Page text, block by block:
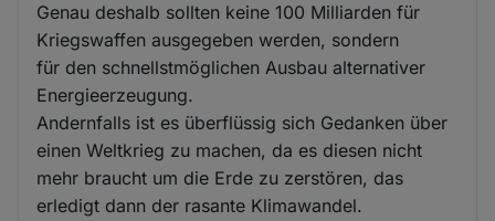
Genau deshalb sollten keine 100 Milliarden für
Kriegswaffen ausgegeben werden, sondern
für den schnellstmöglichen Ausbau alternativer
Energieerzeugung.
Andernfalls ist es überflüssig sich Gedanken über
einen Weltkrieg zu machen, da es diesen nicht
mehr braucht um die Erde zu zerstören, das
erledigt dann der rasante Klimawandel.